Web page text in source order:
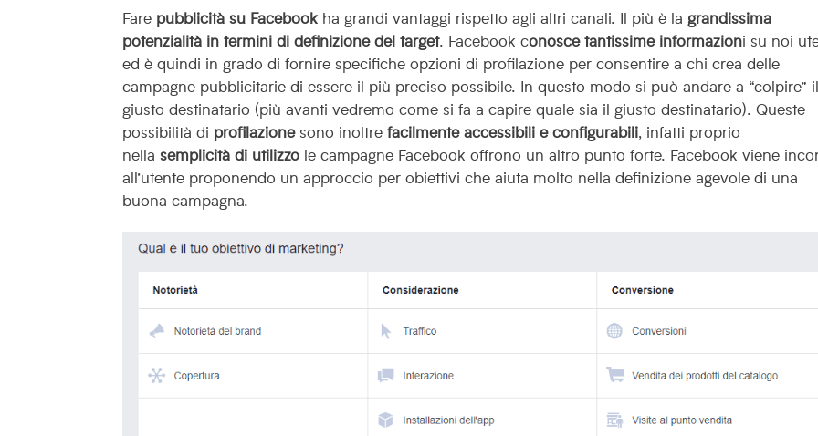
Fare pubblicità su Facebook ha grandi vantaggi rispetto agli altri canali. Il più è la grandissima
potenzialità in termini di definizione del target. Facebook conosce tantissime informazioni su noi
ed è quindi in grado di fornire specifiche opzioni di profilazione per consentire a chi crea delle
campagne pubblicitarie di essere il più preciso possibile. In questo modo si può andare a “colpire”
giusto destinatario (più avanti vedremo come si fa a capire quale sia il giusto destinatario). Queste
possibilità di profilazione sono inoltrefacilmente accessibili e configurabili, infatti proprio
nellasemplicità di utilizzo le campagne Facebook offrono un altro punto forte. Facebook viene
all’utente proponendo un approccio per obiettivi che aiuta molto nella definizione agevole di una
buona campagna.